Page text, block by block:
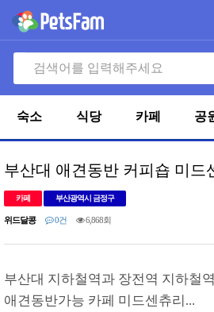
숙소 식당 카페 공
부산대 애견동반 커피숍 미드
카페 부산광역시 금정구
위드달콩 0건 6,868회
부산대 지하철역과 장전역 지하철
애견동반가능 카페 미드센츄리...